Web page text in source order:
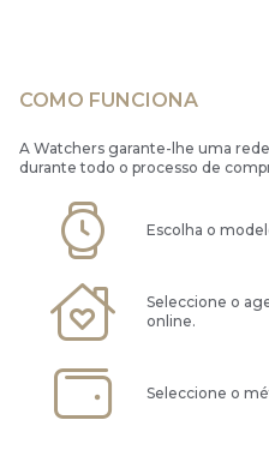
COMO FUNCIONA
A Watchers garante-lhe uma
durante todo o processo de
Escolha o
Seleccione o
online.
Seleccione o